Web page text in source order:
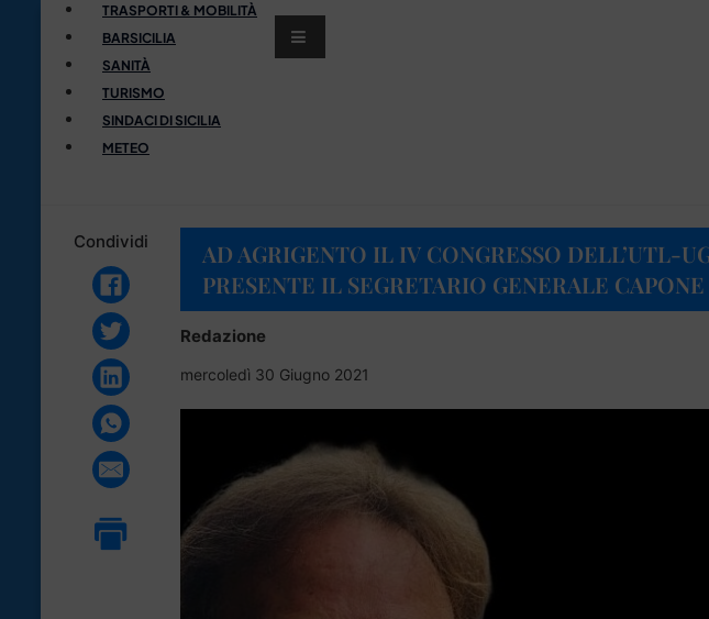
TRASPORTI & MOBILITÀ
BARSICILIA
SANITÀ
TURISMO
SINDACI DI SICILIA
METEO
Condividi
AD AGRIGENTO IL IV CONGRESSO DELL’UTL-
PRESENTE IL SEGRETARIO GENERALE CAPONE
Redazione
mercoledì 30 Giugno 2021